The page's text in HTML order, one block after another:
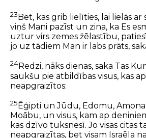
23 Bet, kas grib lielīties, lai lielās ar
viņš Mani pazīst un zina, ka Es
uztur virs zemes žēlastību,
jo uz tādiem Man ir labs prāts,
24Redzi, nāks dienas, saka Tas
saukšu pie atbildības visus, kas
neapgraizītos:
25Ēģipti un Jūdu, Edomu,
Moābu, un visus, kam ap
kas dzīvo tuksnesī. Jo visas citas
neapgraizītas, bet visam Israēla